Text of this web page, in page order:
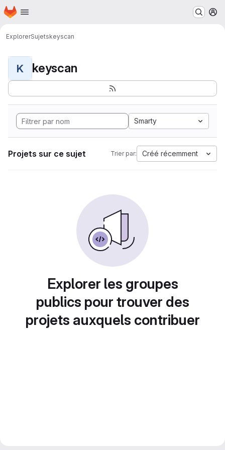
Passer au contenu principal
Page d'accueil
ExplorerSujetskeyscan
K keyscan
Smarty
Projets sur ce sujet Trier par: Créé récemment
Explorer les groupes
publics pour trouver des
projets auxquels contribuer